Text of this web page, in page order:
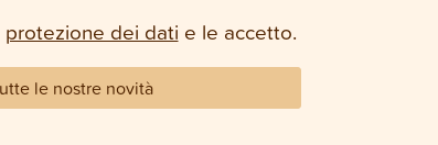
protezione dei dati e le accetto.
le nostre novità